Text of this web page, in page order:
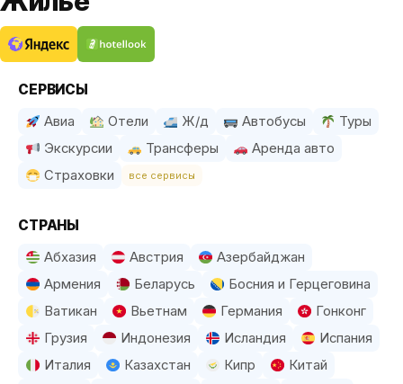
СЕРВИСЫ
Авиа Отели Ж/д Автобусы
Туры
Экскурсии
Трансферы
Аренда авто
Страховки
все сервисы
СТРАНЫ
Абхазия Австрия
Азербайджан
Армения
Беларусь
Босния и Герцеговина
Ватикан
Вьетнам Германия
Гонконг
Грузия
Индонезия Исландия
Испания
Италия
Казахстан Кипр Китай